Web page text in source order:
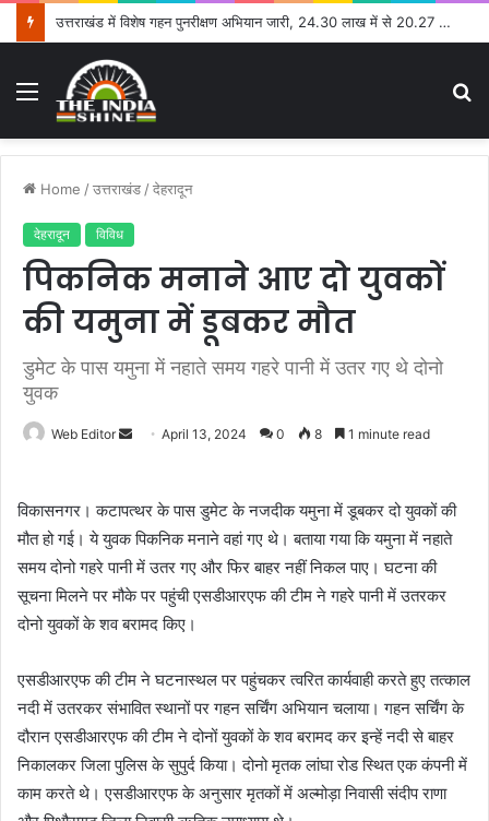
उत्तराखंड में विशेष गहन पुनरीक्षण अभियान जारी, 24.30 लाख में से 20.27 लाख मतदाताओं तक पहुंचे नोटिस: सीईओ
Menu
Home /उत्तराखंड /देहरादून
देहरादून विविध
पिकनिक मनाने आए दो युवकों
की यमुना में डूबकर मौत
डुमेट के पास यमुना में नहाते समय गहरे पानी में उतर गए थे दोनो
युवक
Web Editor
d
a
n
e
m
l
April 13, 2024 0 8 1 minute read
विकासनगर। कटापत्थर के पास डुमेट के नजदीक यमुना में डूबकर दो युवकों की
मौत हो गई। ये युवक पिकनिक मनाने वहां गए थे। बताया गया कि यमुना में नहाते
समय दोनो गहरे पानी में उतर गए और फिर बाहर नहीं निकल पाए। घटना की
सूचना मिलने पर मौके पर पहुंची एसडीआरएफ की टीम ने गहरे पानी में उतरकर
दोनो युवकों के शव बरामद किए।
एसडीआरएफ की टीम ने घटनास्थल पर पहुंचकर त्वरित कार्यवाही करते हुए तत्काल
नदी में उतरकर संभावित स्थानों पर गहन सर्चिंग अभियान चलाया। गहन सर्चिंग के
दौरान एसडीआरएफ की टीम ने दोनों युवकों के शव बरामद कर इन्हें नदी से बाहर
निकालकर जिला पुलिस के सुपुर्द किया। दोनो मृतक लांघा रोड स्थित एक कंपनी में
काम करते थे। एसडीआरएफ के अनुसार मृतकों में अल्मोड़ा निवासी संदीप राणा